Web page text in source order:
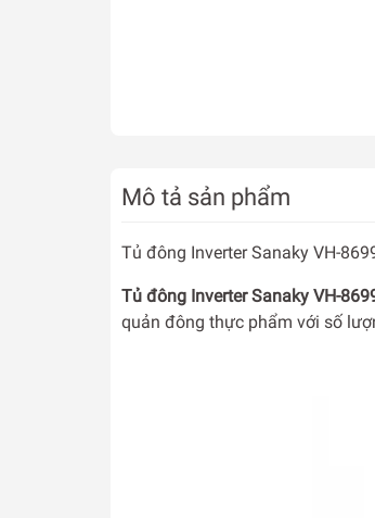
Mô tả sản phẩm
Tủ đông Inverter Sanaky VH-
Tủ đông Inverter Sanaky VH-
quản đông thực phẩm với số